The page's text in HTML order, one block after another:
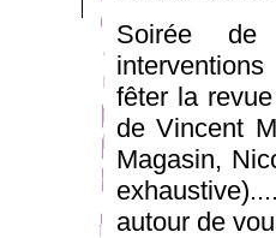
Soirée de
fêter la
de Vincent
Magasin,
autour de